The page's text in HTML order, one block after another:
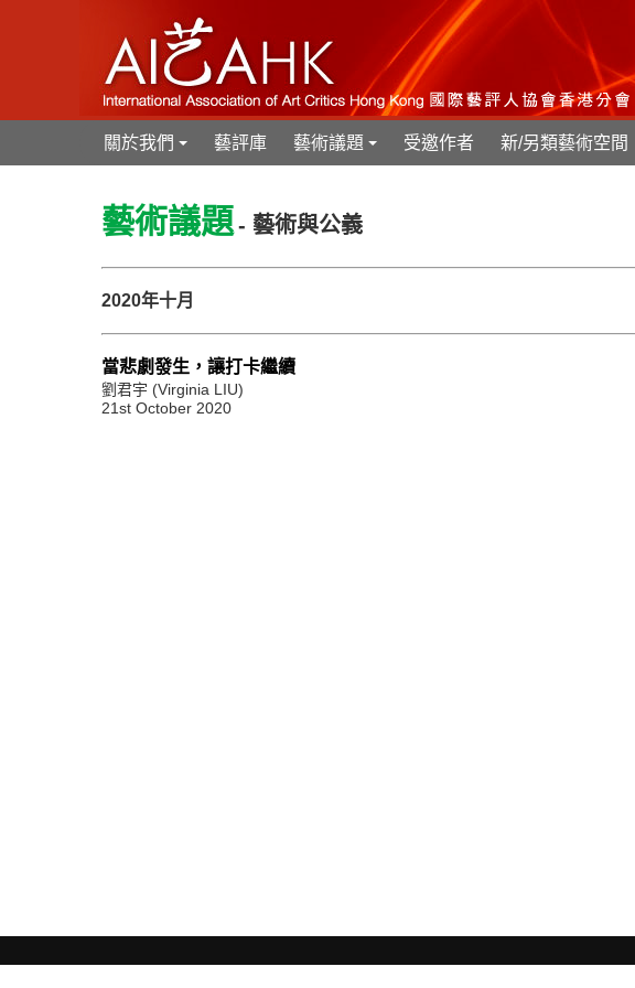
+
關於我們 藝評庫
+
藝術議題 受邀作者 新/另類藝術空間
藝術議題- 藝術與公義
2020年十月
當悲劇發生，讓打卡繼續
劉君宇 (Virginia LIU)
21st October 2020